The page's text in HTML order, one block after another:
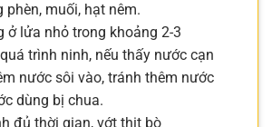
phèn, muối, hạt nêm.
ở lửa nhỏ trong khoảng 2-3
trình ninh, nếu thấy nước cạn
nước sôi vào, tránh thêm nước
dùng bị chua.
đủ thời gian, vớt thịt bò